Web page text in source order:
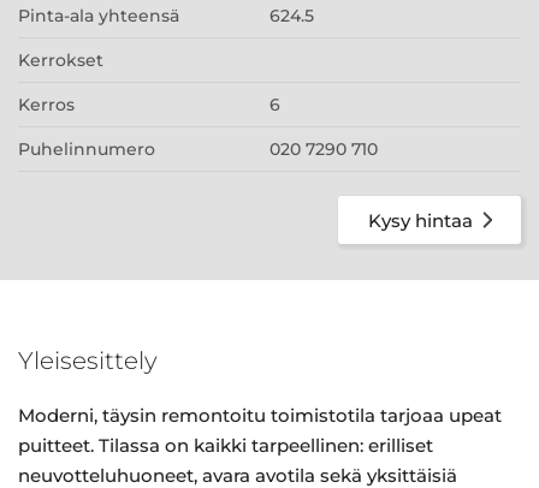
Pinta-ala yhteensä 624.5
Kerrokset
Kerros 6
Puhelinnumero 020 7290 710
Kysy hintaa
Yleisesittely
Moderni, täysin remontoitu toimistotila tarjoaa upeat
puitteet. Tilassa on kaikki tarpeellinen: erilliset
neuvotteluhuoneet, avara avotila sekä yksittäisiä